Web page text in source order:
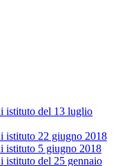
istituto del 13 luglio
istituto 22 giugno 2018
istituto 5 giugno 2018
istituto del 25 gennaio